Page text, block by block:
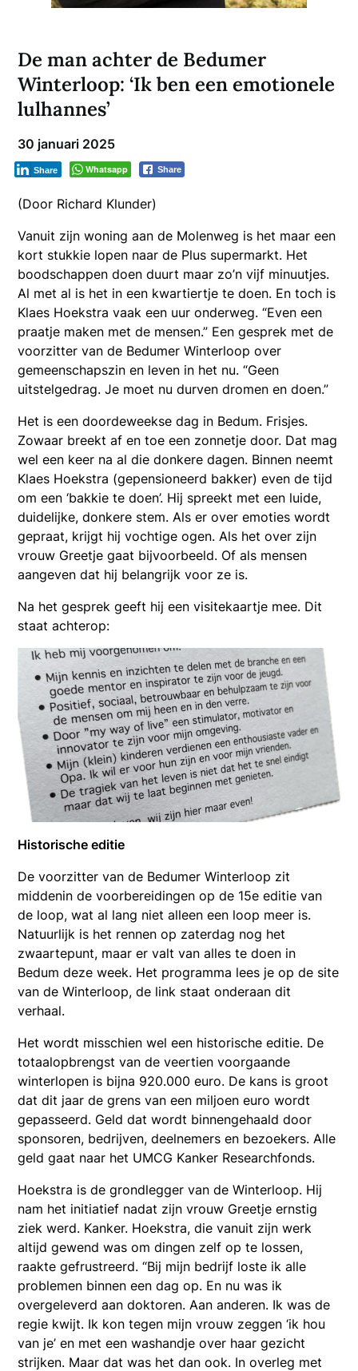
De man achter de Bedumer
Winterloop: ‘Ik ben een emotionele
lulhannes’
30 januari 2025
Whatsapp Share
Share
(Door Richard Klunder)
Vanuit zijn woning aan de Molenweg is het maar een
kort stukkie lopen naar de Plus supermarkt. Het
boodschappen doen duurt maar zo’n vijf minuutjes.
Al met al is het in een kwartiertje te doen. En toch is
Klaes Hoekstra vaak een uur onderweg. “Even een
praatje maken met de mensen.” Een gesprek met de
voorzitter van de Bedumer Winterloop over
gemeenschapszin en leven in het nu. “Geen
uitstelgedrag. Je moet nu durven dromen en doen.”
Het is een doordeweekse dag in Bedum. Frisjes.
Zowaar breekt af en toe een zonnetje door. Dat mag
wel een keer na al die donkere dagen. Binnen neemt
Klaes Hoekstra (gepensioneerd bakker) even de tijd
om een ‘bakkie te doen’. Hij spreekt met een luide,
duidelijke, donkere stem. Als er over emoties wordt
gepraat, krijgt hij vochtige ogen. Als het over zijn
vrouw Greetje gaat bijvoorbeeld. Of als mensen
aangeven dat hij belangrijk voor ze is.
Na het gesprek geeft hij een visitekaartje mee. Dit
staat achterop:
Historische editie
De voorzitter van de Bedumer Winterloop zit
middenin de voorbereidingen op de 15e editie van
de loop, wat al lang niet alleen een loop meer is.
Natuurlijk is het rennen op zaterdag nog het
zwaartepunt, maar er valt van alles te doen in
Bedum deze week. Het programma lees je op de site
van de Winterloop, de link staat onderaan dit
verhaal.
Het wordt misschien wel een historische editie. De
totaalopbrengst van de veertien voorgaande
winterlopen is bijna 920.000 euro. De kans is groot
dat dit jaar de grens van een miljoen euro wordt
gepasseerd. Geld dat wordt binnengehaald door
sponsoren, bedrijven, deelnemers en bezoekers. Alle
geld gaat naar het UMCG Kanker Researchfonds.
Hoekstra is de grondlegger van de Winterloop. Hij
nam het initiatief nadat zijn vrouw Greetje ernstig
ziek werd. Kanker. Hoekstra, die vanuit zijn werk
altijd gewend was om dingen zelf op te lossen,
raakte gefrustreerd. “Bij mijn bedrijf loste ik alle
problemen binnen een dag op. En nu was ik
overgeleverd aan doktoren. Aan anderen. Ik was de
regie kwijt. Ik kon tegen mijn vrouw zeggen ‘ik hou
van je’ en met een washandje over haar gezicht
strijken. Maar dat was het dan ook. In overleg met